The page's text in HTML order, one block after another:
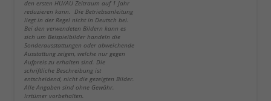
den ersten HU/AU Zeitraum auf 1 Jahr
reduzieren kann. Die Betriebsanleitung
liegt in der Regel nicht in Deutsch bei.
Bei den verwendeten Bildern kann es
sich um Beispielbilder handeln die
Sonderausstattungen oder abweichende
Ausstattung zeigen, welche nur gegen
Aufpreis zu erhalten sind. Die
schriftliche Beschreibung ist
entscheidend, nicht die gezeigten Bilder.
Alle Angaben sind ohne Gewähr.
Irrtümer vorbehalten.